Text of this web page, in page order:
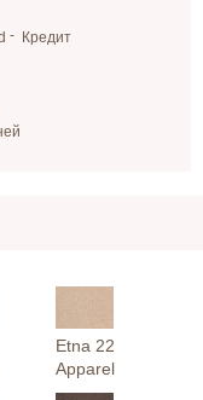
Кредит
Etna 22
Apparel